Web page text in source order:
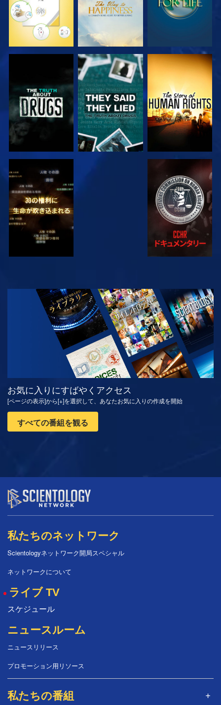
観る 観る
観る
観る シリーズを探求
お気に入りにすばやくアクセス
[ページの表示]から[+]を選択して、あなたお気に入りの作成を開始
すべての番組を観る
私たちのネットワーク
Scientologyネットワーク開局スペシャル
ネットワークについて
ライブ TV
スケジュール
ニュースルーム
ニュースリリース
プロモーション用リソース
私たちの番組